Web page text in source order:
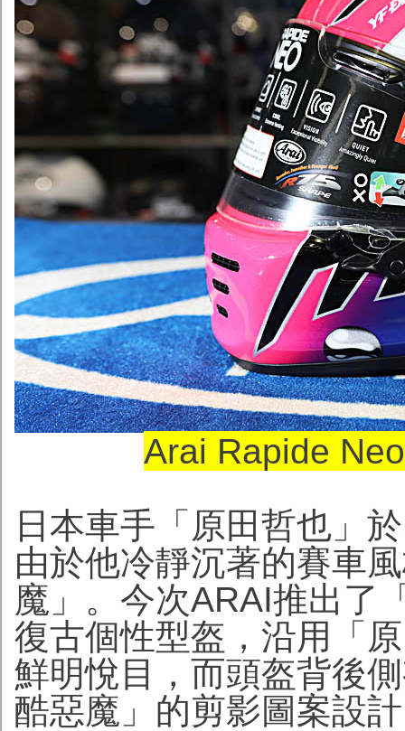
Arai Rapide
日本車手「原田哲也」
由於他冷靜沉著的賽車
魔」。今次ARAI推出了
復古個性型盔，沿用「
鮮明悅目，而頭盔背後
酷惡魔」的剪影圖案設